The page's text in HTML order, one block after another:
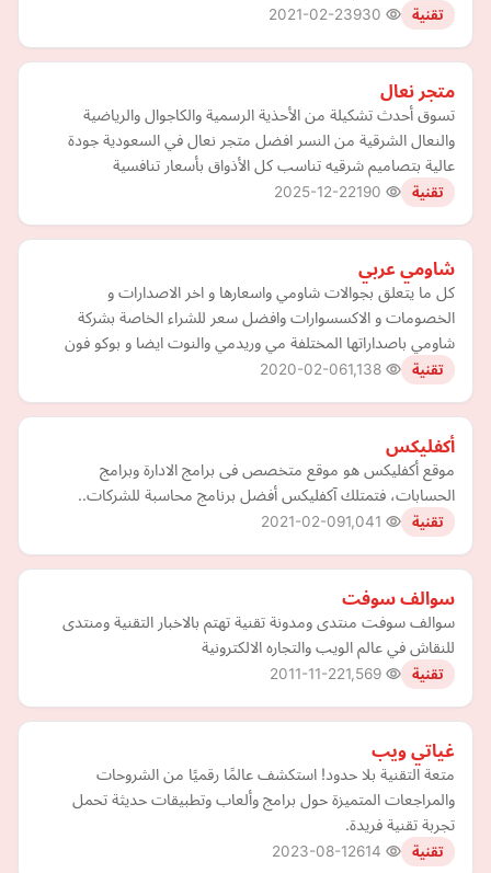
تقنية 2021-02-23
متجر نعال
تسوق أحدث تشكيلة من الأحذية الرسمية والكاجوال والرياضية
والنعال الشرقية من النسر افضل متجر نعال في السعودية جودة
عالية بتصاميم شرقيه تناسب كل الأذواق بأسعار تنافسية
تقنية 2025-12-22
شاومي عربي
كل ما يتعلق بجوالات شاومي واسعارها و اخر الاصدارات و
الخصومات و الاكسسوارات وافضل سعر للشراء الخاصة بشركة
شاومي باصداراتها المختلفة مي وريدمي والنوت ايضا و بوكو فون
تقنية 2020-02-06
أكفليكس
موقع أكفليكس هو موقع متخصص فى برامج الادارة وبرامج
الحسابات، فتمتلك آكفليكس أفضل برنامج محاسبة للشركات..
تقنية 2021-02-09
سوالف سوفت
سوالف سوفت منتدى ومدونة تقنية تهتم بالاخبار التقنية ومنتدى
للنقاش في عالم الويب والتجاره الالكترونية
تقنية 2011-11-22
غياتي ويب
متعة التقنية بلا حدود! استكشف عالمًا رقميًا من الشروحات
والمراجعات المتميزة حول برامج وألعاب وتطبيقات حديثة تحمل
تجربة تقنية فريدة.
تقنية 2023-08-12